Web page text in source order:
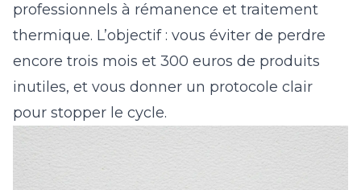
professionnels à rémanence et traitement
thermique. L’objectif : vous éviter de perdre
encore trois mois et 300 euros de produits
inutiles, et vous donner un protocole clair
pour stopper le cycle.